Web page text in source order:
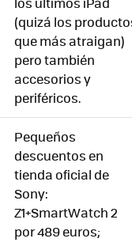
(quizá los
que más atraigan)
pero también
accesorios y
periféricos.
Pequeños
descuentos en
tienda oficial de
Sony:
Z1+SmartWatch 2
por 489 euros;